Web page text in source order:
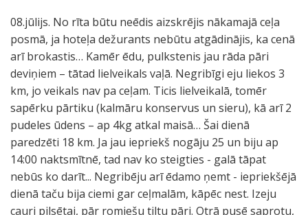
08.jūlijs. No rīta būtu neēdis aizskrējis nākamajā ceļa
posmā, ja hoteļa dežurants nebūtu atgādinājis, ka cenā
arī brokastis… Kamēr ēdu, pulkstenis jau rāda pāri
deviņiem – tātad lielveikals vaļā. Negribīgi eju liekos 3
km, jo veikals nav pa ceļam. Ticis lielveikalā, tomēr
sapērku pārtiku (kalmāru konservus un sieru), kā arī 2
pudeles ūdens – ap 4kg atkal maisā… Šai dienā
paredzēti 18 km. Ja jau iepriekš nogāju 25 un biju ap
14:00 naktsmītnē, tad nav ko steigties - galā tāpat
nebūs ko darīt... Negribēju arī ēdamo ņemt - iepriekšējā
dienā taču bija ciemi gar ceļmalām, kāpēc nest. Izeju
cauri pilsētai, pār romiešu tiltu pāri. Otrā pusē saprotu,